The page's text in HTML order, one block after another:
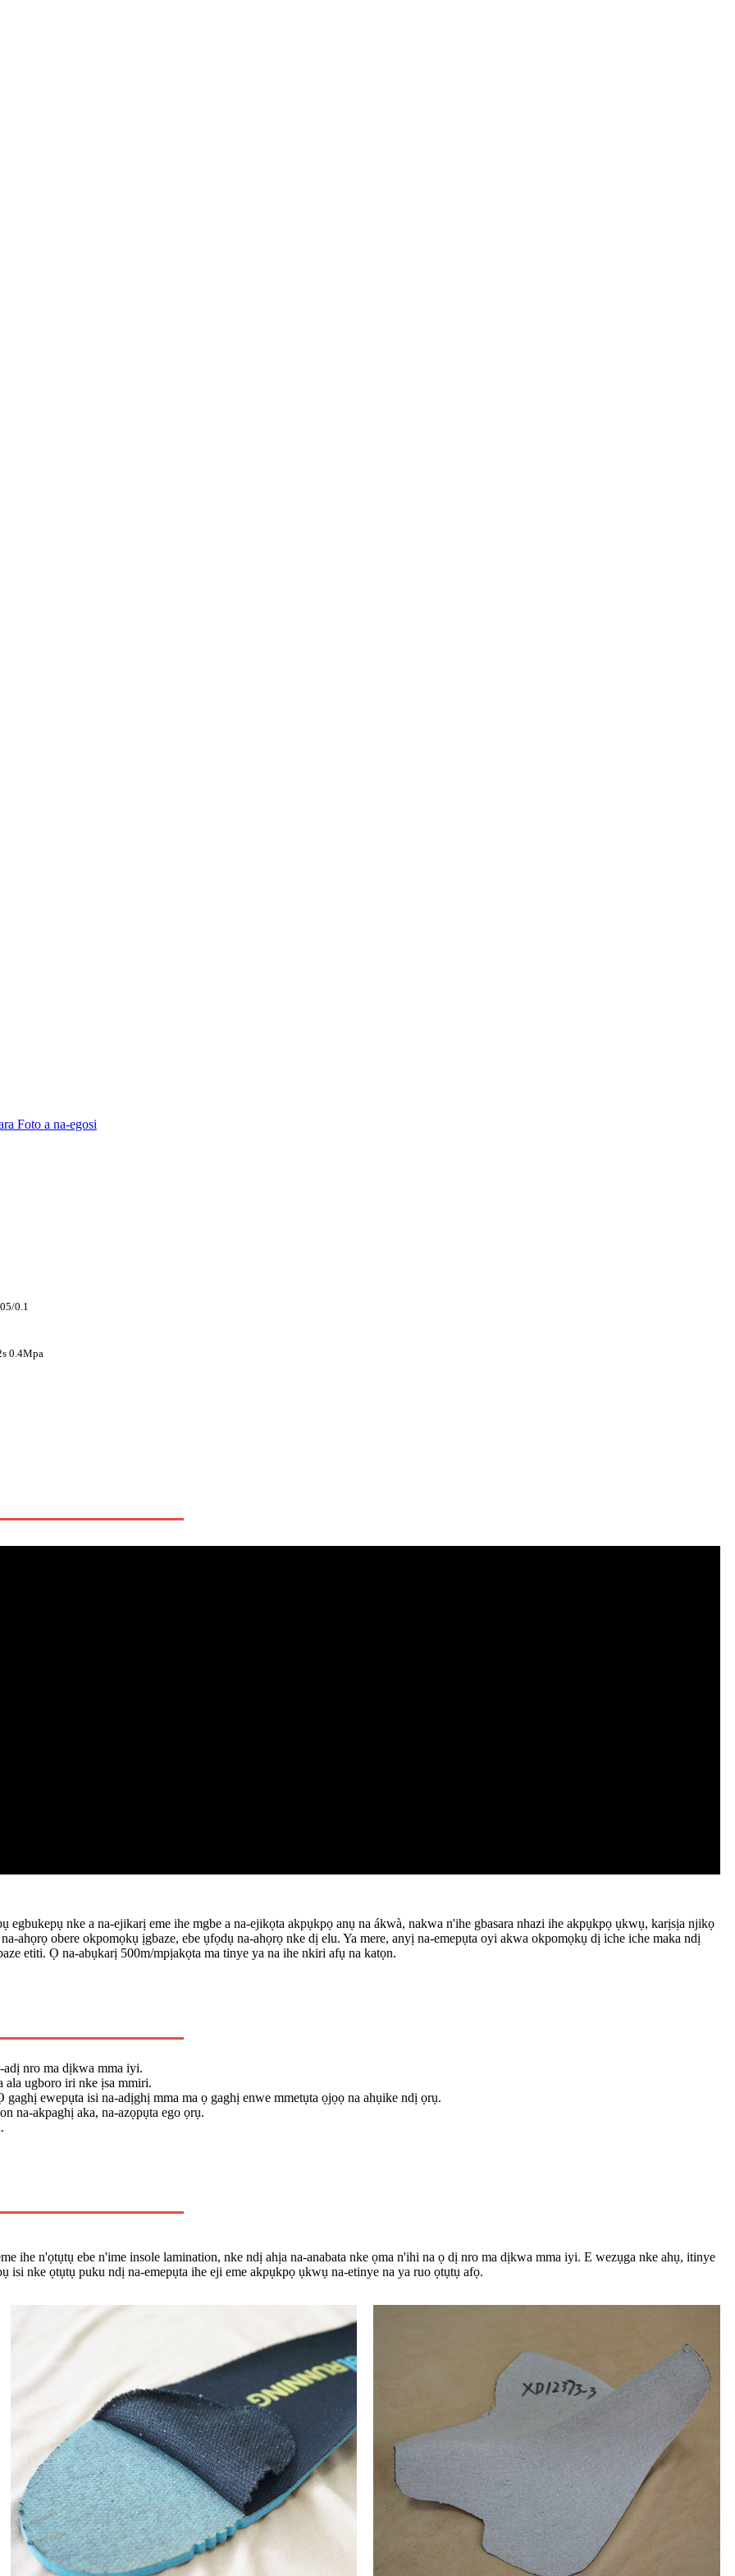
0.1
0.4Mpa
nke a na-ejikarị eme ihe mgbe a na-ejikọta akpụkpọ anụ na ákwà, nakwa n'ihe gbasara nhazi ihe akpụkpọ ụkwụ, karịsịa njikọ
ahọrọ obere okpomọkụ ịgbaze, ebe ụfọdụ na-ahọrọ nke dị elu. Ya mere, anyị na-emepụta oyi akwa okpomọkụ dị iche iche maka ndị
etiti. Ọ na-abụkarị 500m/mpịakọta ma tinye ya na ihe nkiri afụ na katọn.
adị nro ma dịkwa mma iyi.
ala ugboro iri nke ịsa mmiri.
ewepụta isi na-adịghị mma ma ọ gaghị enwe mmetụta ọjọọ na ahụike ndị ọrụ.
na-akpaghị aka, na-azọpụta ego ọrụ.
ihe n'ọtụtụ ebe n'ime insole lamination, nke ndị ahịa na-anabata nke ọma n'ihi na ọ dị nro ma dịkwa mma iyi. E wezụga nke ahụ, itinye
nke ọtụtụ puku ndị na-emepụta ihe eji eme akpụkpọ ụkwụ na-etinye na ya ruo ọtụtụ afọ.